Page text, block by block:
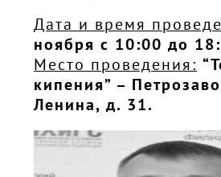
Дата и время
ноября с 10:00 до
Место проведения:
кипения” –
Ленина, д. 31.